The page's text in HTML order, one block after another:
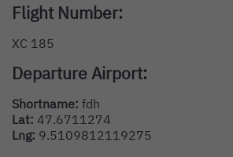
Flight Number:
XC 185
Departure Airport:
Shortname: fdh
Lat: 47.6711274
Lng: 9.5109812119275